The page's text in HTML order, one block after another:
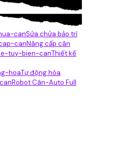
Sửa chửa bảo trì
Nâng cấp cân
Thiết kế
Tự động hóa
Robot Cân-Auto Full